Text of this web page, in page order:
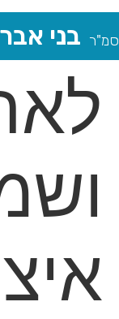
סמ"ר בני